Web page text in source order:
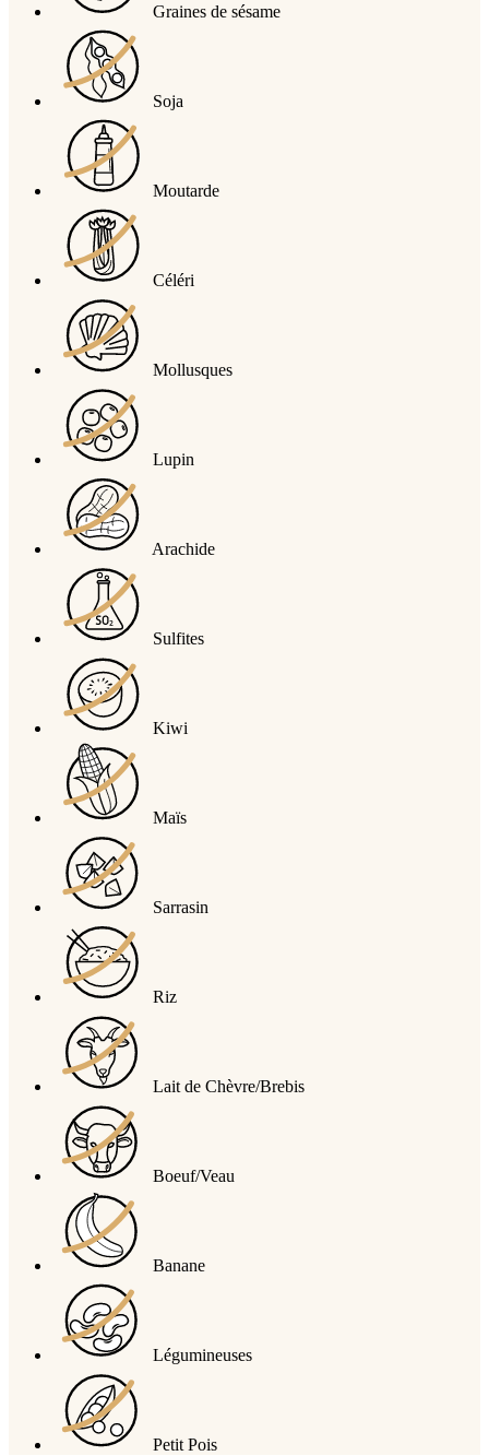
Graines de sésame
Soja
Moutarde
Céléri
Mollusques
Lupin
Arachide
Sulfites
Kiwi
Maïs
Sarrasin
Riz
Lait de Chèvre/Brebis
Boeuf/Veau
Banane
Légumineuses
Petit Pois